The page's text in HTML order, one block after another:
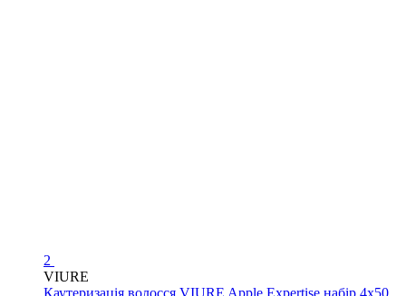
2
VIURE
Каутеризація волосся VIURE Apple Expertise набір 4х50